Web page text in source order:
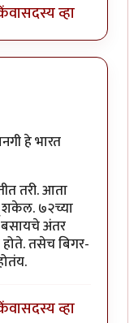
सदस्य व्हा
हे भारत
तरी. आता
शकेल. ७२च्या
बसायचे अंतर
तसेच बिगर-
सदस्य व्हा